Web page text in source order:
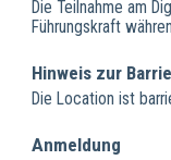
Die Teilnahme am
Führungskraft
Hinweis zur
Die Location ist
Anmeldung